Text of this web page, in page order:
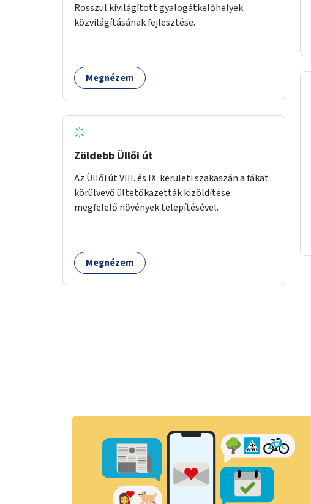
Rosszul kivilágított gyalogátkelőhelyek
közvilágításának fejlesztése.
Megnézem
Zöldebb Üllői út
Az Üllői út VIII. és IX. kerületi szakaszán a fákat
körülvevő ültetőkazetták kizöldítése
megfelelő növények telepítésével.
Megnézem